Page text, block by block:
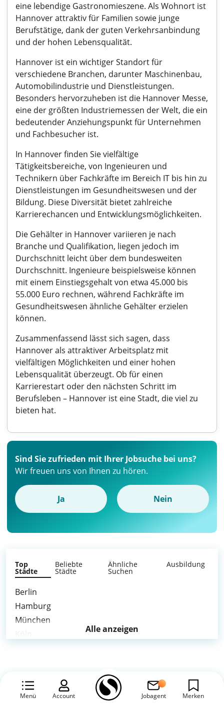
eine lebendige Gastronomieszene. Als Wohnort ist
Hannover attraktiv für Familien sowie junge
Berufstätige, dank der guten Verkehrsanbindung
und der hohen Lebensqualität.
Hannover ist ein wichtiger Standort für
verschiedene Branchen, darunter Maschinenbau,
Automobilindustrie und Dienstleistungen.
Besonders hervorzuheben ist die Hannover Messe,
eine der größten Industriemessen der Welt, die ein
bedeutender Anziehungspunkt für Unternehmen
und Fachbesucher ist.
In Hannover finden Sie vielfältige
Tätigkeitsbereiche, von Ingenieuren und
Technikern über Fachkräfte im Bereich IT bis hin zu
Dienstleistungen im Gesundheitswesen und der
Bildung. Diese Diversität bietet zahlreiche
Karrierechancen und Entwicklungsmöglichkeiten.
Die Gehälter in Hannover variieren je nach
Branche und Qualifikation, liegen jedoch im
Durchschnitt leicht über dem bundesweiten
Durchschnitt. Ingenieure beispielsweise können
mit einem Einstiegsgehalt von etwa 45.000 bis
55.000 Euro rechnen, während Fachkräfte im
Gesundheitswesen ähnliche Gehälter erzielen
können.
Zusammenfassend lässt sich sagen, dass
Hannover als attraktiver Arbeitsplatz mit
vielfältigen Möglichkeiten und einer hohen
Lebensqualität überzeugt. Ob für einen
Karrierestart oder den nächsten Schritt im
Berufsleben – Hannover ist eine Stadt, die viel zu
bieten hat.
Menü Account Jobagent Merken
Sind Sie zufrieden mit Ihrer Jobsuche bei uns?
Wir freuen uns von Ihnen zu hören.
Ja Nein
Top
Städte
Beliebte
Städte
Ähnliche
Suchen
Ausbildung
Berlin
Hamburg
München
Leipzig
Alle anzeigen